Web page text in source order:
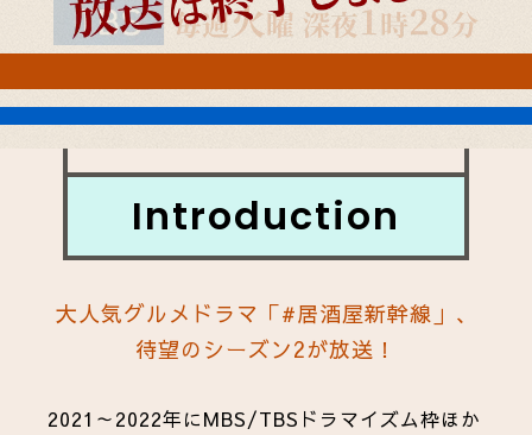
Introduction
大人気グルメドラマ 「#居酒屋新幹線」、
待望のシーズン2が放送！
2021～2022年にMBS/TBSドラマイズム枠ほか